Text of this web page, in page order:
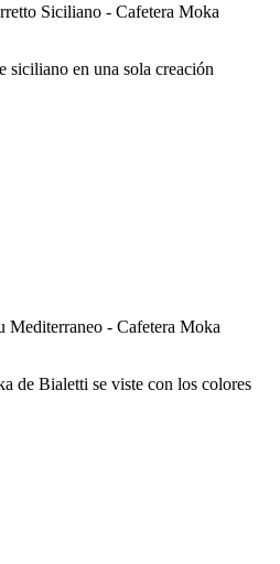
Siciliano - Cafetera Moka
siciliano en una sola creación
- Cafetera Moka
de Bialetti se viste con los colores